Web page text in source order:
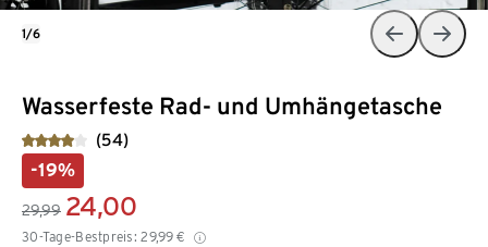
Wasserfeste Rad- und Umhängetasche
(54)
-19%
29,99 24,00
30-Tage-Bestpreis: 29,99 €
1/6